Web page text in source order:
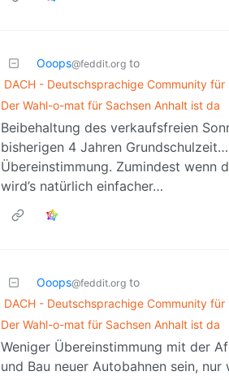
Ooops@feddit.org to
DACH - Deutschsprachige Community
Der Wahl-o-mat für Sachsen Anhalt ist da
Beibehaltung des verkaufsfreien
bisherigen 4 Jahren
Übereinstimmung. Zumindest wenn
wird’s natürlich einfacher…
Ooops@feddit.org to
DACH - Deutschsprachige Community
Der Wahl-o-mat für Sachsen Anhalt ist da
Weniger Übereinstimmung mit der
und Bau neuer Autobahnen sein,